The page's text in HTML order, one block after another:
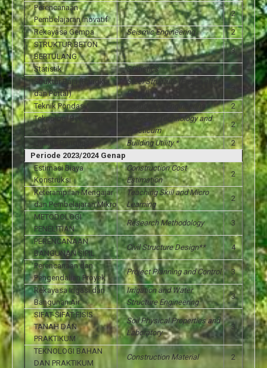
Perencanaan
Pembelajaran Inovatif
2
Rekayasa Gempa Seismic Engineering
2
STRUKTUR BETON
BERTULANG
3
Statistik Statistics
2
Struktur Baja (Rangka
dan Portal)
Steel Structure (Frame and
Portal)
Teknik Pondasi
2
Teknologi Beton dan
Praktikum
Concrete Technology and
Practicum
2
Utilitas Bangunan Building Utility *
2
Periode 2023/2024 Genap
Estimasi Biaya
Konstruksi
Construction Cost
Estimation
2
Keterampilan Mengajar
dan Pembelajaran Mikro
Teaching Skill and Micro
Learning
2
METODOLOGI
PENELITIAN
Research Methodology 3
PERENCANAAN
BANGUNAN SIPIL
Civil Structure Design** 4
Perencanaan dan
Pengendalian Proyek
Project Planning and Control 3
Rekayasa Irigasi dan
Bangunan Air
Irrigation and Water
Structure Engineering
3
SIFAT-SIFAT FISIS
TANAH DAN
PRAKTIKUM
Soil Physical Properties and
Laboratory
3
TEKNOLOGI BAHAN
DAN PRAKTIKUM
Construction Material 2